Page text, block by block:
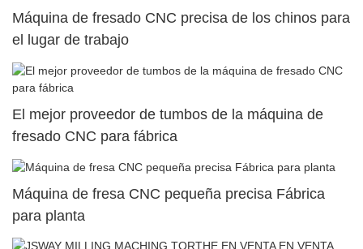
Máquina de fresado CNC precisa de los chinos para
el lugar de trabajo
El mejor proveedor de tumbos de la máquina de
fresado CNC para fábrica
Máquina de fresa CNC pequeña precisa Fábrica
para planta